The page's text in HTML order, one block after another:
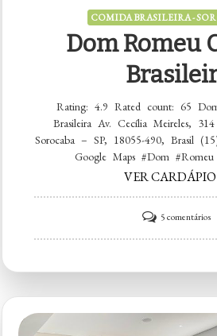
COMIDA BRASILEIRA -
Dom Romeu
Rating: 4.9 Rated count: 65
Brasileira Av. Cecília Meireles,
Sorocaba – SP, 18055-490, Brasil
Google Maps #Dom
VER CARDÁPIO
5 comentáriosem